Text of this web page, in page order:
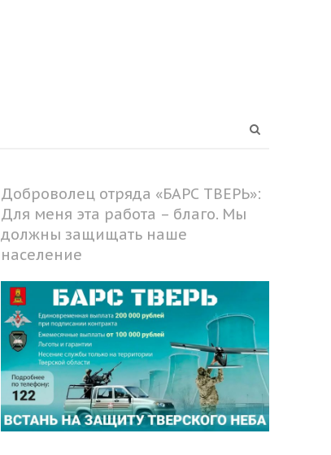
Доброволец отряда «БАРС ТВЕРЬ»:
Для меня эта работа – благо. Мы
должны защищать наше
население